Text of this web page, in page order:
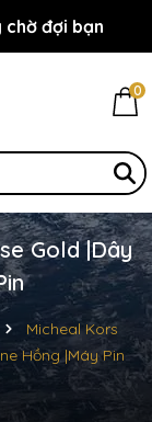
chờ đợi bạn
0
Gold |Dây
Micheal Kors
Hồng |Máy Pin